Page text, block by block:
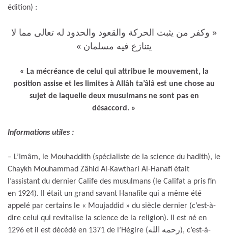
édition) :
« وكفر من يثبت الحركة والقعود والحدود له تعالى مما لا
يتنازع فيه مسلمان »
« La mécréance de celui qui attribue le mouvement, la
position assise et les limites à Allâh ta’âlâ est une chose au
sujet de laquelle deux musulmans ne sont pas en
désaccord. »
Informations utiles :
– L’Imâm, le Mouhaddith (spécialiste de la science du hadîth), le
Chaykh Mouhammad Zâhid Al-Kawthari Al-Hanafi était
l’assistant du dernier Calife des musulmans (le Califat a pris fin
en 1924). Il était un grand savant Hanafite qui a même été
appelé par certains le « Moujaddid » du siècle dernier (c’est-à-
dire celui qui revitalise la science de la religion). Il est né en
1296 et il est décédé en 1371 de l’Hégire (رحمه الله), c’est-à-